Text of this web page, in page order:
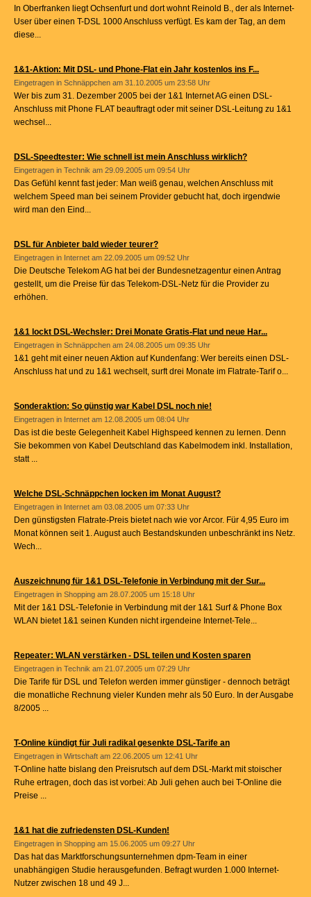
In Oberfranken liegt Ochsenfurt und dort wohnt Reinold B., der als Internet-
User über einen T-DSL 1000 Anschluss verfügt. Es kam der Tag, an dem
diese...
1&1-Aktion: Mit DSL- und Phone-Flat ein Jahr kostenlos ins F...
Eingetragen in Schnäppchen am 31.10.2005 um 23:58 Uhr
Wer bis zum 31. Dezember 2005 bei der 1&1 Internet AG einen DSL-
Anschluss mit Phone FLAT beauftragt oder mit seiner DSL-Leitung zu 1&1
wechsel...
DSL-Speedtester: Wie schnell ist mein Anschluss wirklich?
Eingetragen in Technik am 29.09.2005 um 09:54 Uhr
Das Gefühl kennt fast jeder: Man weiß genau, welchen Anschluss mit
welchem Speed man bei seinem Provider gebucht hat, doch irgendwie
wird man den Eind...
DSL für Anbieter bald wieder teurer?
Eingetragen in Internet am 22.09.2005 um 09:52 Uhr
Die Deutsche Telekom AG hat bei der Bundesnetzagentur einen Antrag
gestellt, um die Preise für das Telekom-DSL-Netz für die Provider zu
erhöhen.
1&1 lockt DSL-Wechsler: Drei Monate Gratis-Flat und neue Har...
Eingetragen in Schnäppchen am 24.08.2005 um 09:35 Uhr
1&1 geht mit einer neuen Aktion auf Kundenfang: Wer bereits einen DSL-
Anschluss hat und zu 1&1 wechselt, surft drei Monate im Flatrate-Tarif o...
Sonderaktion: So günstig war Kabel DSL noch nie!
Eingetragen in Internet am 12.08.2005 um 08:04 Uhr
Das ist die beste Gelegenheit Kabel Highspeed kennen zu lernen. Denn
Sie bekommen von Kabel Deutschland das Kabelmodem inkl. Installation,
statt ...
Welche DSL-Schnäppchen locken im Monat August?
Eingetragen in Internet am 03.08.2005 um 07:33 Uhr
Den günstigsten Flatrate-Preis bietet nach wie vor Arcor. Für 4,95 Euro im
Monat können seit 1. August auch Bestandskunden unbeschränkt ins Netz.
Wech...
Auszeichnung für 1&1 DSL-Telefonie in Verbindung mit der Sur...
Eingetragen in Shopping am 28.07.2005 um 15:18 Uhr
Mit der 1&1 DSL-Telefonie in Verbindung mit der 1&1 Surf & Phone Box
WLAN bietet 1&1 seinen Kunden nicht irgendeine Internet-Tele...
Repeater: WLAN verstärken - DSL teilen und Kosten sparen
Eingetragen in Technik am 21.07.2005 um 07:29 Uhr
Die Tarife für DSL und Telefon werden immer günstiger - dennoch beträgt
die monatliche Rechnung vieler Kunden mehr als 50 Euro. In der Ausgabe
8/2005 ...
T-Online kündigt für Juli radikal gesenkte DSL-Tarife an
Eingetragen in Wirtschaft am 22.06.2005 um 12:41 Uhr
T-Online hatte bislang den Preisrutsch auf dem DSL-Markt mit stoischer
Ruhe ertragen, doch das ist vorbei: Ab Juli gehen auch bei T-Online die
Preise ...
1&1 hat die zufriedensten DSL-Kunden!
Eingetragen in Shopping am 15.06.2005 um 09:27 Uhr
Das hat das Marktforschungsunternehmen dpm-Team in einer
unabhängigen Studie herausgefunden. Befragt wurden 1.000 Internet-
Nutzer zwischen 18 und 49 J...